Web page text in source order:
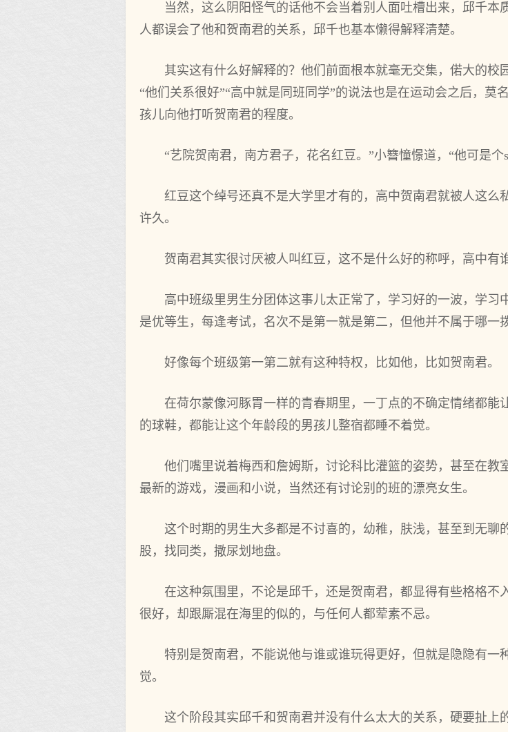
当然，这么阴阳怪气的话他不会当着别人面吐槽出来，邱千
人都误会了他和贺南君的关系，邱千也基本懒得解释清楚。
其实这有什么好解释的？他们前面根本就毫无交集，偌大的
“他们关系很好”“高中就是同班同学”的说法也是在运动会之后，
孩儿向他打听贺南君的程度。
“艺院贺南君，南方君子，花名红豆。”小簪憧憬道，“他可是个
红豆这个绰号还真不是大学里才有的，高中贺南君就被人这
许久。
贺南君其实很讨厌被人叫红豆，这不是什么好的称呼，高中有
高中班级里男生分团体这事儿太正常了，学习好的一波，学
是优等生，每逢考试，名次不是第一就是第二，但他并不属于哪一
好像每个班级第一第二就有这种特权，比如他，比如贺南君。
在荷尔蒙像河豚胃一样的青春期里，一丁点的不确定情绪都
的球鞋，都能让这个年龄段的男孩儿整宿都睡不着觉。
他们嘴里说着梅西和詹姆斯，讨论科比灌篮的姿势，甚至在
最新的游戏，漫画和小说，当然还有讨论别的班的漂亮女生。
这个时期的男生大多都是不讨喜的，幼稚，肤浅，甚至到无
股，找同类，撒尿划地盘。
在这种氛围里，不论是邱千，还是贺南君，都显得有些格格
很好，却跟厮混在海里的似的，与任何人都荤素不忌。
特别是贺南君，不能说他与谁或谁玩得更好，但就是隐隐有
觉。
这个阶段其实邱千和贺南君并没有什么太大的关系，硬要扯